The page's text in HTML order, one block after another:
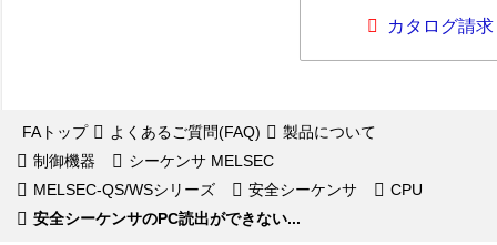
カタログ請求
FAトップ よくあるご質問(FAQ)
製品について
制御機器
シーケンサ MELSEC
MELSEC-QS/WSシリーズ
安全シーケンサ
CPU
安全シーケンサのPC読出ができない...